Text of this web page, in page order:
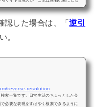
て、ランキング形式に並べました。ことわ
したい場合は、【かっこいい！座右の銘
ください。面白い四字熟語に...
認した場合は、「逆引
。
reverse-resolution
索一覧です。日常生活のちょっとした会
必要な表現をすばやく検索できるように